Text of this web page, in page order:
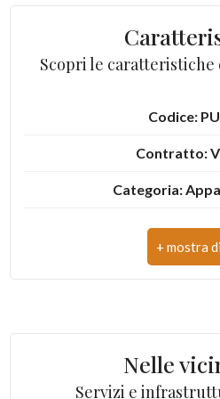
Scopri le
Codice:
Contratto:
Categoria:
Indirizzo: via
CAP:
Nelle
Servizi e